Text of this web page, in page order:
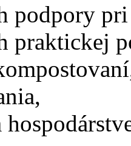
podpory
praktickej